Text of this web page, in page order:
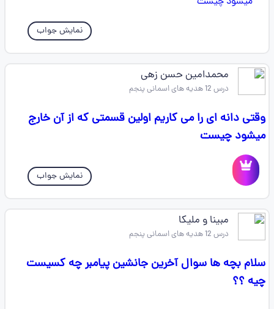
نمایش جواب
محمدامین حسن زهی
درس 12 هدیه های اسمانی پنجم
وقتی دانه ای را می کاریم اولین قسمتی که از آن خارج
میشود چیست
نمایش جواب
مبینا و ملیکا
درس 12 هدیه های اسمانی پنجم
سلام بچه ها سوال آخرین جانشین پیامبر چه کسیست
چیه ؟؟